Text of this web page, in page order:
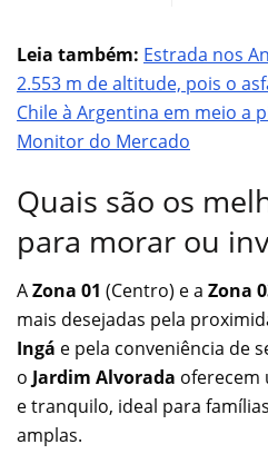
Leia também: Estrada nos
2.553 m de altitude, pois o
Chile à Argentina em meio a
Monitor do Mercado
Quais são os
para morar ou
AZona 01 (Centro) e a Zona
mais desejadas pela
Ingá e pela conveniência de
o Jardim Alvorada oferecem
e tranquilo, ideal para
amplas.